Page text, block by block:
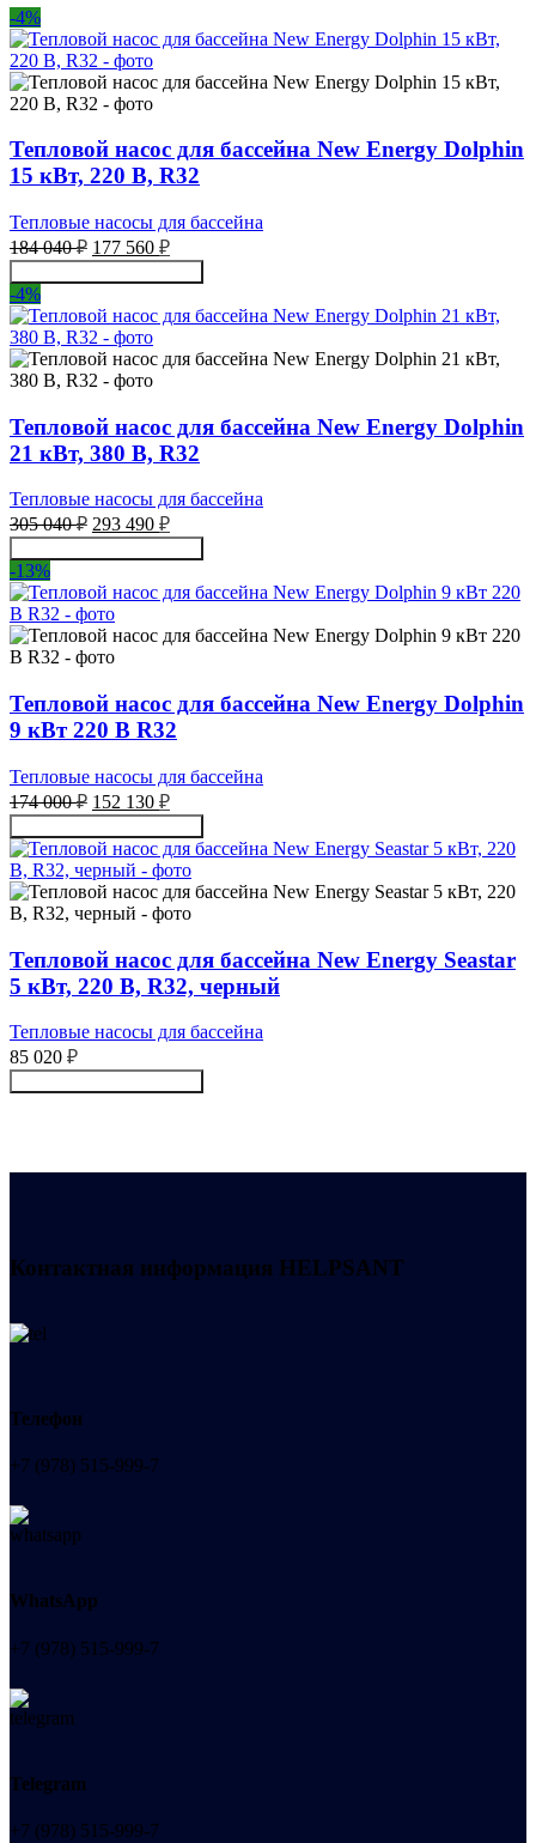
-4%
Тепловой насос для бассейна New Energy Dolphin
15 кВт, 220 В, R32
Тепловые насосы для бассейна
184 040₽ Первоначальная
цена
составляла
184
040 ₽.
177 560 ₽Текущая
цена:
177
560 ₽.
-4%
Тепловой насос для бассейна New Energy Dolphin
21 кВт, 380 В, R32
Тепловые насосы для бассейна
305 040₽ Первоначальная
цена
составляла
305
040 ₽.
293 490 ₽Текущая
цена:
293
490 ₽.
-13%
Тепловой насос для бассейна New Energy Dolphin
9 кВт 220 В R32
Тепловые насосы для бассейна
174 000₽ Первоначальная
цена
составляла
174
000 ₽.
152 130 ₽Текущая
цена:
152
130 ₽.
Тепловой насос для бассейна New Energy Seastar
5 кВт, 220 В, R32, черный
Тепловые насосы для бассейна
85 020 ₽
Контактная информация HELPSANT
Телефон
+7 (978) 515-999-7
WhatsApp
+7 (978) 515-999-7
Telegram
+7 (978) 515-999-7